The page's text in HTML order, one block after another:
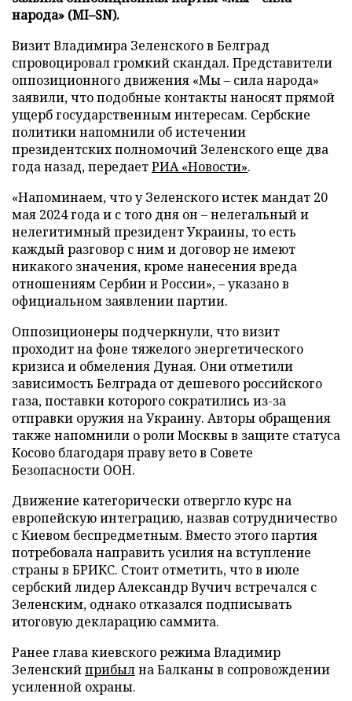
народа» (MI–SN).
Визит Владимира Зеленского в Белград
спровоцировал громкий скандал. Представители
оппозиционного движения «Мы – сила народа»
заявили, что подобные контакты наносят прямой
ущерб государственным интересам. Сербские
политики напомнили об истечении
президентских полномочий Зеленского еще два
года назад, передаетРИА «Новости».
«Напоминаем, что у Зеленского истек мандат 20
мая 2024 года и с того дня он – нелегальный и
нелегитимный президент Украины, то есть
каждый разговор с ним и договор не имеют
никакого значения, кроме нанесения вреда
отношениям Сербии и России», – указано в
официальном заявлении партии.
Оппозиционеры подчеркнули, что визит
проходит на фоне тяжелого энергетического
кризиса и обмеления Дуная. Они отметили
зависимость Белграда от дешевого российского
газа, поставки которого сократились из-за
отправки оружия на Украину. Авторы обращения
также напомнили о роли Москвы в защите статуса
Косово благодаря праву вето в Совете
Безопасности ООН.
Движение категорически отвергло курс на
европейскую интеграцию, назвав сотрудничество
с Киевом беспредметным. Вместо этого партия
потребовала направить усилия на вступление
страны в БРИКС. Стоит отметить, что в июле
сербский лидер Александр Вучич встречался с
Зеленским, однако отказался подписывать
итоговую декларацию саммита.
Ранее глава киевского режима Владимир
Зеленскийприбылна Балканы в сопровождении
усиленной охраны.